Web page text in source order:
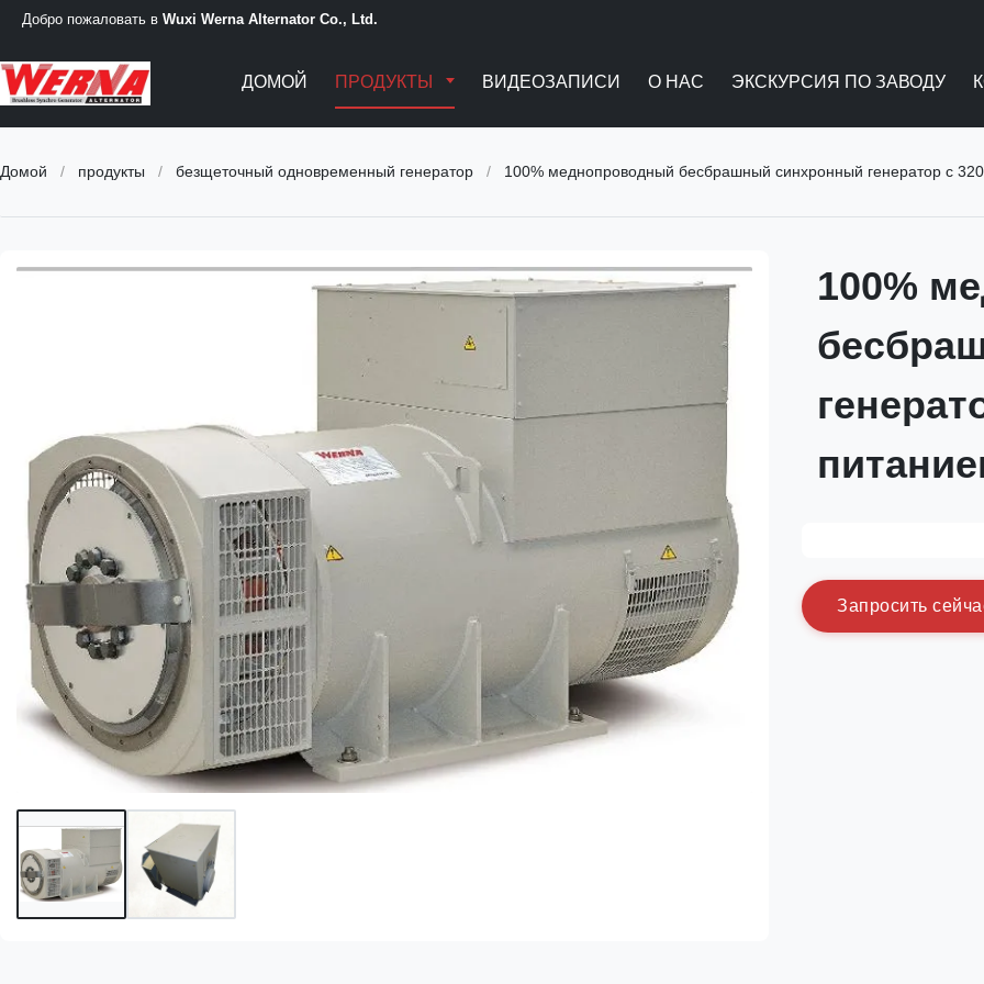
Добро пожаловать в Wuxi Werna Alternator Co., Ltd.
ДОМОЙ ПРОДУКТЫ ВИДЕОЗАПИСИ О НАС ЭКСКУРСИЯ ПО ЗАВОДУ
Домой / продукты / безщеточный одновременный генератор / 100% меднопроводный бесбрашный синхронный генератор с
100%
Запросить сейча